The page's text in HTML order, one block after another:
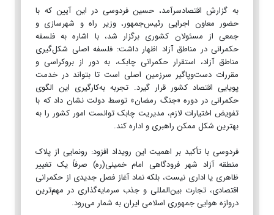
به گزارش اقتصادسرآمد، حسین فردوسی در این آیین که با
حضور معاون اجرایی رئیس‌جمهور، وزیر راه و شهرسازی و
جمعی از مسئولان کشوری برگزار شد، با اشاره به فلسفه
حکمرانی در مناطق آزاد اظهار داشت: فلسفه اصلی شکل‌گیری
مناطق آزاد، استقرار حکمرانی چابک، به دور از بروکراسی و
مقررات دست‌وپاگیر سرزمین اصلی است تا بتواند در خدمت
پویایی اقتصاد کشور قرار گیرد. تجربه به‌کارگیری این الگوی
حکمرانی در دوره «جنگ رمضان» توسط دولت نشان داد که با
تفویض اختیارات لازم، مدیریت چابک توانست امور کشور را به
بهترین شکل ممکن راهبری و اداره کند.
فردوسی با تأکید بر اهمیت این رویداد افزود: رونمایی از پلاک
منطقه آزاد شهر فرودگاهی امام خمینی(ره) صرفاً یک تغییر
ظاهری یا اداری نیست، بلکه نماد آغاز فصل جدیدی از حکمرانی
اقتصادی، تجارت بین‌المللی و جذب سرمایه‌گذاری در مهم‌ترین
دروازه هوایی جمهوری اسلامی ایران به شمار می‌رود.